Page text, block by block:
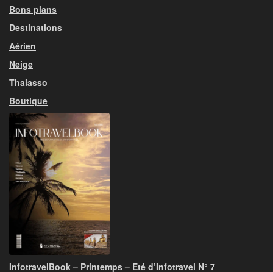
Bons plans
Destinations
Aérien
Neige
Thalasso
Boutique
InfotravelBook – Printemps – Eté d’Infotravel N° 7